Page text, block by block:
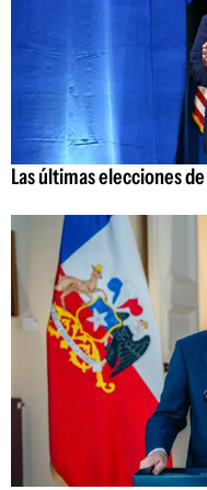
Las últimas elecciones